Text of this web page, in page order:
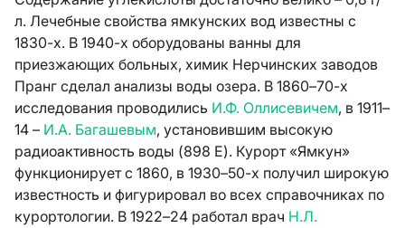
л. Лечебные свойства ямкунских вод известны с
1830-х. В 1940-х оборудованы ванны для
приезжающих больных, химик Нерчинских заводов
Пранг сделал анализы воды озера. В 1860–70-х
исследования проводились И.Ф. Оллисевичем, в 1911–
14 – И.А. Багашевым, установившим высокую
радиоактивность воды (898 Е). Курорт «Ямкун»
функционирует с 1860, в 1930–50-х получил широкую
известность и фигурировал во всех справочниках по
курортологии. В 1922–24 работал врач Н.Л.